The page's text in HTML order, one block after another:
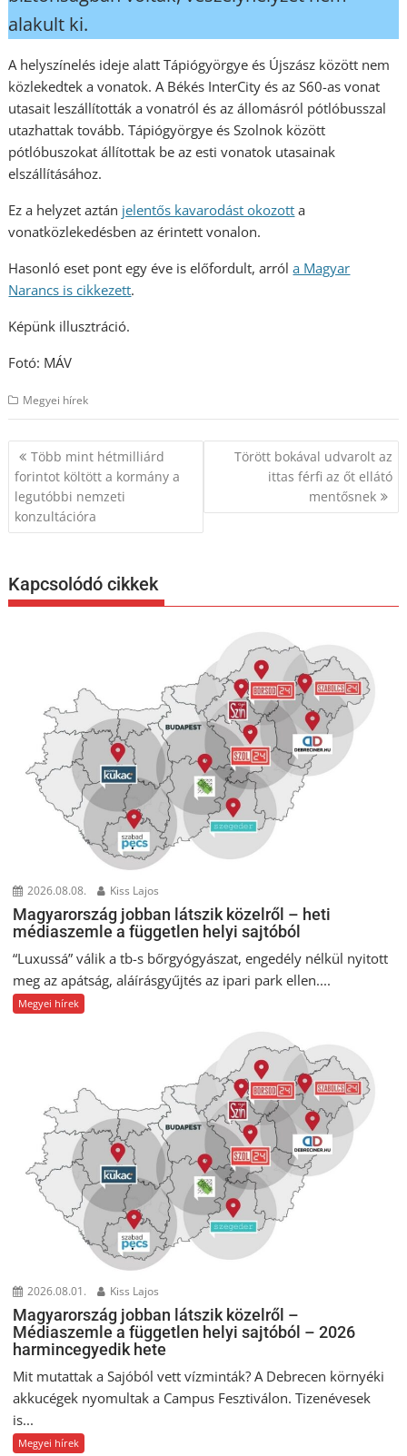
alakult ki.
A helyszínelés ideje alatt Tápiógyörgye és Újszász között nem
közlekedtek a vonatok. A Békés InterCity és az S60-as vonat
utasait leszállították a vonatról és az állomásról pótlóbusszal
utazhattak tovább. Tápiógyörgye és Szolnok között
pótlóbuszokat állítottak be az esti vonatok utasainak
elszállításához.
Ez a helyzet aztán jelentős kavarodást okozott a
vonatközlekedésben az érintett vonalon.
Hasonló eset pont egy éve is előfordult, arróla Magyar
Narancs is cikkezett.
Képünk illusztráció.
Fotó: MÁV
Megyei hírek
Bejegyzés
navigáció
Több mint hétmilliárd
forintot költött a kormány a
legutóbbi nemzeti
konzultációra
Törött bokával udvarolt az
ittas férfi az őt ellátó
mentősnek
Kapcsolódó cikkek
2026.08.08. Kiss Lajos
Magyarország jobban látszik közelről – heti
médiaszemle a független helyi sajtóból
“Luxussá” válik a tb-s bőrgyógyászat, engedély nélkül nyitott
meg az apátság, aláírásgyűjtés az ipari park ellen....
Megyei hírek
2026.08.01. Kiss Lajos
Magyarország jobban látszik közelről –
Médiaszemle a független helyi sajtóból – 2026
harmincegyedik hete
Mit mutattak a Sajóból vett vízminták? A Debrecen környéki
akkucégek nyomultak a Campus Fesztiválon. Tizenévesek
is...
Megyei hírek